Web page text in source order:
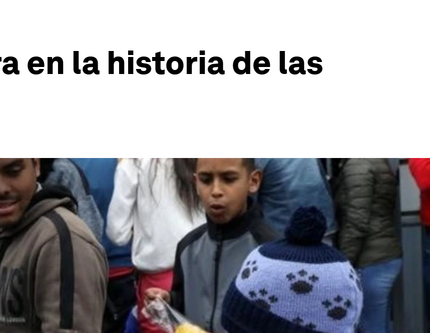
en la historia de las